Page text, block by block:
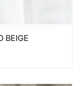
BEIGE